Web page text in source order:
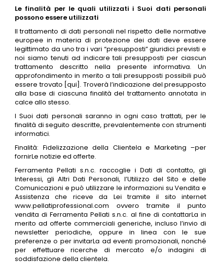
Le finalità per le quali utilizzati i Suoi dati personali
possono essere utilizzati
Il trattamento di dati personali nel rispetto delle normative
europee in materia di protezione dei dati deve essere
legittimato da uno tra i vari “presupposti” giuridici previsti e
noi siamo tenuti ad indicare tali presupposti per ciascun
trattamento descritto nella presente informativa. Un
approfondimento in merito a tali presupposti possibili può
essere trovato [qui]. Troverà l’indicazione del presupposto
alla base di ciascuna finalità del trattamento annotata in
calce allo stesso.
I Suoi dati personali saranno in ogni caso trattati, per le
finalità di seguito descritte, prevalentemente con strumenti
informatici.
Finalità: Fidelizzazione della Clientela e Marketing –per
fornirLe notizie ed offerte.
Ferramenta Pellati s.n.c. raccoglie i Dati di contatto, gli
Interessi, gli Altri Dati Personali, l’Utilizzo del Sito e delle
Comunicazioni e può utilizzare le informazioni su Vendita e
Assistenza che riceve da Lei tramite il sito internet
www.pellatiprofessional.com ovvero tramite il punto
vendita di Ferramenta Pellati s.n.c. al fine di contattarLa in
merito ad offerte commerciali generiche, incluso l’invio di
newsletter periodiche, oppure in linea con le sue
preferenze o per invitarLa ad eventi promozionali, nonché
per effettuare ricerche di mercato e/o indagini di
soddisfazione della clientela.